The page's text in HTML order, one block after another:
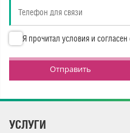
Я прочитал условия и согласен
Отправить
УСЛУГИ